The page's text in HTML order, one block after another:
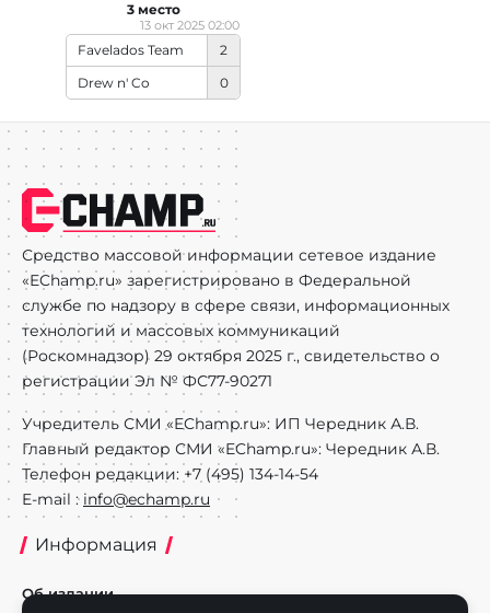
Favelados Team
2
Drew n' Co
0
13 окт 2025 02:00
3 место
Средство массовой информации сетевое издание
«EChamp.ru» зарегистрировано в Федеральной
службе по надзору в сфере связи, информационных
технологий и массовых коммуникаций
(Роскомнадзор) 29 октября 2025 г., свидетельство о
регистрации Эл № ФС77-90271
Учредитель СМИ «EChamp.ru»: ИП Чередник А.В.
Главный редактор СМИ «EChamp.ru»: Чередник А.В.
Телефон редакции: +7 (495) 134-14-54
E-mail : info@echamp.ru
Информация
Об издании